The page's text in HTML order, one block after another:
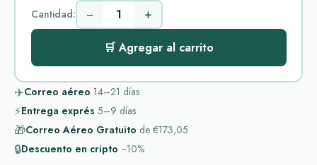
Cantidad: − +
🛒 Agregar al carrito
✈️Correo aéreo 14–21 días
⚡Entrega exprés 5–9 días
🎁Correo Aéreo Gratuito de €173,05
🔒Descuento en cripto −10%